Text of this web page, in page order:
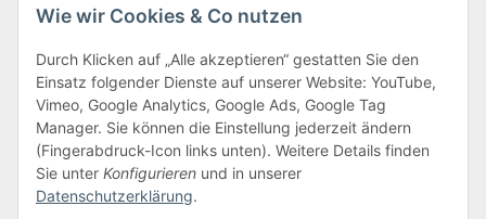
Klagenfurter Straße 29
9556 Liebenfels
Montag bis Donnerstag: 8:00 bis 16:30 Uhr
Freitag: 8:00 bis 12:00 Uhr
Wie wir Cookies & Co nutzen
Durch Klicken auf „Alle akzeptieren“ gestatten Sie den
Einsatz folgender Dienste auf unserer Website: YouTube,
Vimeo, Google Analytics, Google Ads, Google Tag
Manager. Sie können die Einstellung jederzeit ändern
(Fingerabdruck-Icon links unten). Weitere Details finden
Sie unter Konfigurieren und in unserer
Datenschutzerklärung.